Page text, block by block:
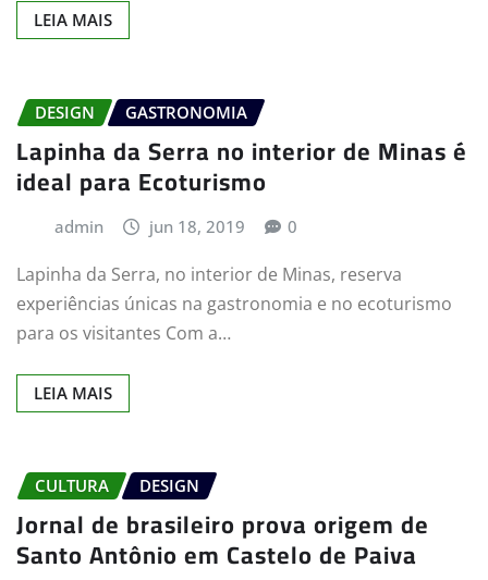
LEIA MAIS
DESIGN GASTRONOMIA
Lapinha da Serra no interior de Minas é
ideal para Ecoturismo
admin jun 18, 2019 0
Lapinha da Serra, no interior de Minas, reserva
experiências únicas na gastronomia e no ecoturismo
para os visitantes Com a…
LEIA MAIS
CULTURA DESIGN
Jornal de brasileiro prova origem de
Santo Antônio em Castelo de Paiva